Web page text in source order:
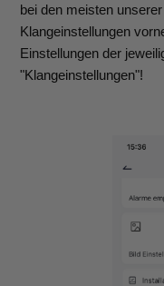
bei den meisten
Klangeinstellungen
Einstellungen der
"Klangeinstellungen"!